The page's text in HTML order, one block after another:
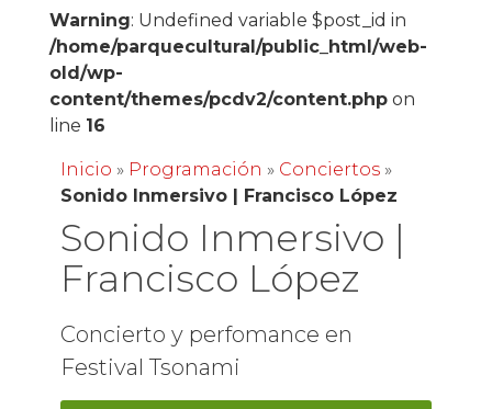
Warning: Undefined variable $post_id in
/home/parquecultural/public_html/web-
old/wp-
content/themes/pcdv2/content.phpon
line 16
Inicio » Programación » Conciertos»
Sonido Inmersivo | Francisco López
Sonido Inmersivo |
Francisco López
Concierto y perfomance en
Festival Tsonami